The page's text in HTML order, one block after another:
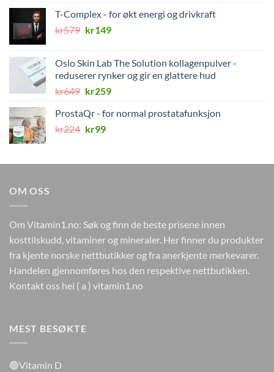
kr224.kr99.
T-Complex - for økt energi og drivkraft
kr579 Opprinnelig
kr579.
kr149Nåværende
kr149.
Oslo Skin Lab The Solution kollagenpulver -
reduserer rynker og gir en glattere hud
kr649 Opprinnelig
var:
kr649.
kr259Nåværende
er:
ProstaQr - for normal prostatafunksjon
kr224 Opprinnelig
kr224.
kr99Nåværende
kr99.
OM OSS
Om Vitamin1.no: Søk og finn de beste prisene innen
kosttilskudd, vitaminer og mineraler. Her finner du produkter
fra kjente norske nettbutikker og fra anerkjente merkevarer.
Handelen gjennomføres hos den respektive nettbutikken.
Kontakt oss hei ( a ) vitamin1.no
MEST BESØKTE
🟢Vitamin D